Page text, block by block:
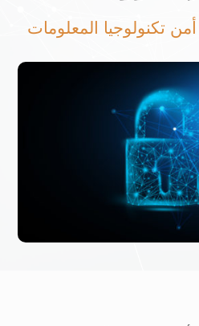
أمن تكنولوجيا المعلومات